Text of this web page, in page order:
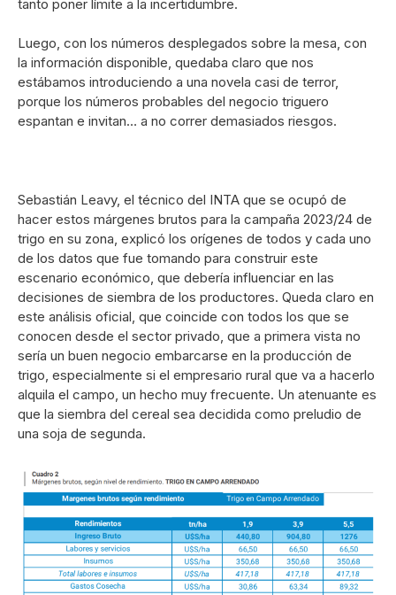
tanto poner límite a la incertidumbre.
Luego, con los números desplegados sobre la mesa, con
la información disponible, quedaba claro que nos
estábamos introduciendo a una novela casi de terror,
porque los números probables del negocio triguero
espantan e invitan… a no correr demasiados riesgos.
Sebastián Leavy, el técnico del INTA que se ocupó de
hacer estos márgenes brutos para la campaña 2023/24 de
trigo en su zona, explicó los orígenes de todos y cada uno
de los datos que fue tomando para construir este
escenario económico, que debería influenciar en las
decisiones de siembra de los productores. Queda claro en
este análisis oficial, que coincide con todos los que se
conocen desde el sector privado, que a primera vista no
sería un buen negocio embarcarse en la producción de
trigo, especialmente si el empresario rural que va a hacerlo
alquila el campo, un hecho muy frecuente. Un atenuante es
que la siembra del cereal sea decidida como preludio de
una soja de segunda.